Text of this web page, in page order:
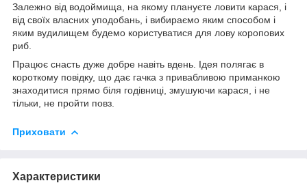
Залежно від водоймища, на якому плануєте ловити карася, і
від своїх власних уподобань, і вибираємо яким способом і
яким вудилищем будемо користуватися для лову коропових
риб.
Працює снасть дуже добре навіть вдень. Ідея полягає в
короткому повідку, що дає гачка з привабливою приманкою
знаходитися прямо біля годівниці, змушуючи карася, і не
тільки, не пройти повз.
Приховати
Характеристики